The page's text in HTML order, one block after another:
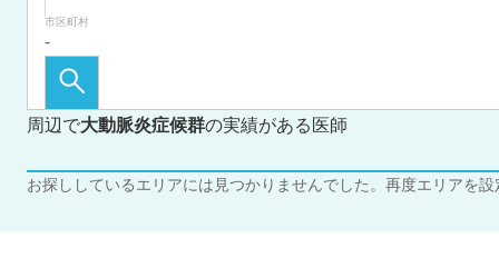
市区町村
周辺で大動脈炎症候群の実績がある医師
お探ししているエリアには見つかりませんでした。再度エリアを